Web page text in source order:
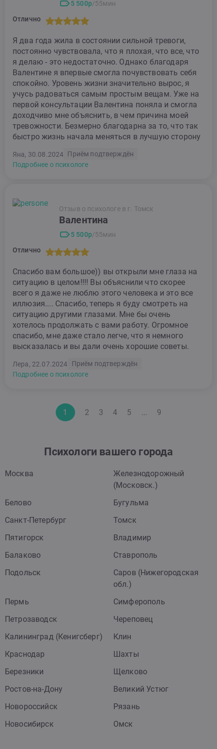
5 500р/55мин
Отлично
Я два года жила в состоянии сильной тревоги,
постоянно чувствовала, что я плохая, что все, что
я делаю - это недостаточно. Однако благодаря
Валентине я впервые смогла почувствовать себя
спокойно. Уровень жизни значительно вырос, я
учусь радоваться самым простым вещам. Уже на
первой консультации Валентина поняла и смогла
доходчиво мне объяснить, в чем причина моей
тревожности. Безмерно благодарна за то, что так
быстро жизнь начала меняться в лучшую сторону
Яна, 30.08.2024 Приём подтверждён
Подробнее о психологе
Отзыв о психологе в г. Томск
Валентина
5 500р/55мин
Отлично
Спасибо вам большое)) вы открыли мне глаза на
ситуацию в целом!!!! Вы объяснили что скорее
всего я даже не люблю этого человека и это все
иллюзия.... Спасибо, теперь я буду смотреть на
ситуацию другими глазами. Мне бы очень
хотелось продолжать с вами работу. Огромное
спасибо, мне даже стало легче, что я немного
высказалась и вы дали очень хорошие советы.
Лера, 22.07.2024
Приём подтверждён
Подробнее о психологе
1 2 3 4 5 ... 9
Психологи вашего города
Москва
Железнодорожный
(Московск.)
Белово
Бугульма
Санкт-Петербург
Томск
Пятигорск
Владимир
Балаково
Ставрополь
Подольск
Саров (Нижегородская
обл.)
Пермь
Симферополь
Петрозаводск
Череповец
Калининград (Кенигсберг)
Клин
Краснодар
Шахты
Березники
Щелково
Ростов-на-Дону
Великий Устюг
Новороссийск
Рязань
Новосибирск
Омск